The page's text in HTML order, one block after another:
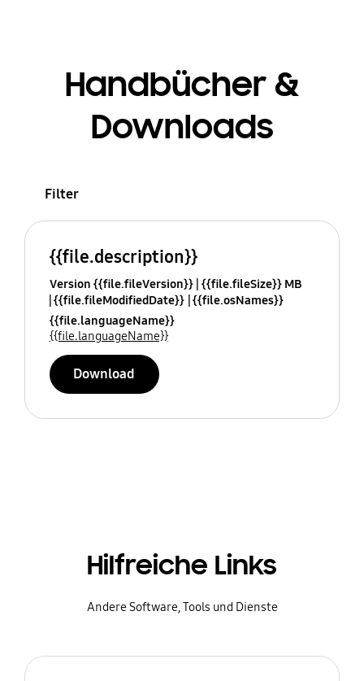
Handbücher &
Downloads
Filter
{{file.description}}
Version {{file.fileVersion}} {{file.fileSize}} MB
{{file.fileModifiedDate}} {{file.osNames}}
{{file.languageName}}
{{file.languageName}}
Download
Hilfreiche Links
Andere Software, Tools und Dienste